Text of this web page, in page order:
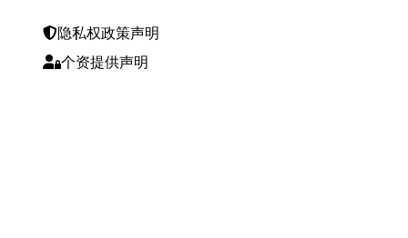
隐私权政策声明
个资提供声明